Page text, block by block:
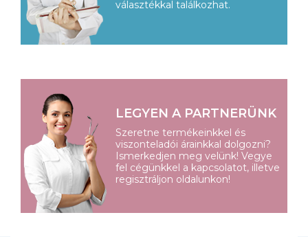
választékkal találkozhat.
LEGYEN A PARTNERÜNK
Szeretne termékeinkkel és
viszonteladói árainkkal dolgozni?
Ismerkedjen meg velünk! Vegye
fel cégünkkel a kapcsolatot, illetve
regisztráljon oldalunkon!